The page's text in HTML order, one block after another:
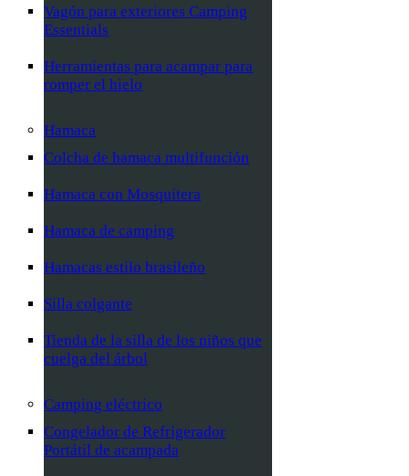
Vagón para exteriores Camping
Essentials
Herramientas para acampar para
romper el hielo
Hamaca
Colcha de hamaca multifunción
Hamaca con Mosquitera
Hamaca de camping
Hamacas estilo brasileño
Silla colgante
Tienda de la silla de los niños que
cuelga del árbol
Camping eléctrico
Congelador de Refrigerador
Portátil de acampada